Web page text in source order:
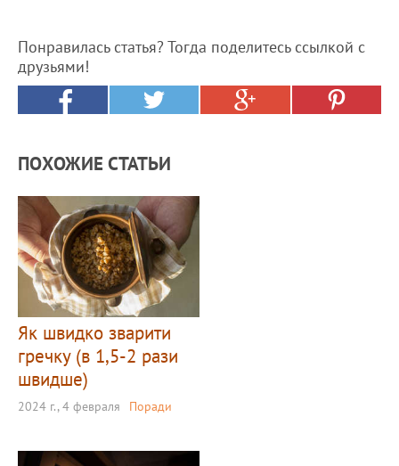
Понравилась статья? Тогда поделитесь ссылкой с
друзьями!
ПОХОЖИЕ СТАТЬИ
Як швидко зварити
гречку (в 1,5-2 рази
швидше)
2024 г., 4 февраля Поради